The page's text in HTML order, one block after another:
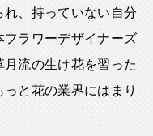
、持っていない自分
ラワーデザイナーズ
流の生け花を習った
と花の業界にはまり